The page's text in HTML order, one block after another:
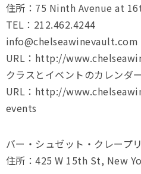
住所：75 Ninth Avenue at
TEL：212.462.4244
info@chelseawinevault.com
URL：http://
クラスとイベントのカレンダー
URL：http://
events
バー・シュゼット・クレー
住所：425 W 15th St, New